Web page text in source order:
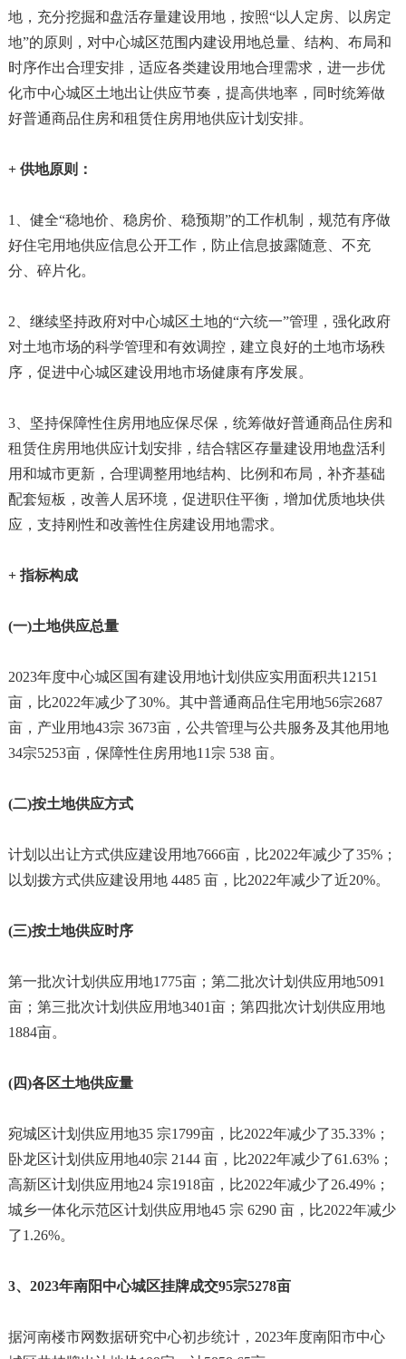
地，充分挖掘和盘活存量建设用地，按照“以人定房、以房定
地”的原则，对中心城区范围内建设用地总量、结构、布局和
时序作出合理安排，适应各类建设用地合理需求，进一步优
化市中心城区土地出让供应节奏，提高供地率，同时统筹做
好普通商品住房和租赁住房用地供应计划安排。
+ 供地原则：
1、健全“稳地价、稳房价、稳预期”的工作机制，规范有序做
好住宅用地供应信息公开工作，防止信息披露随意、不充
分、碎片化。
2、继续坚持政府对中心城区土地的“六统一”管理，强化政府
对土地市场的科学管理和有效调控，建立良好的土地市场秩
序，促进中心城区建设用地市场健康有序发展。
3、坚持保障性住房用地应保尽保，统筹做好普通商品住房和
租赁住房用地供应计划安排，结合辖区存量建设用地盘活利
用和城市更新，合理调整用地结构、比例和布局，补齐基础
配套短板，改善人居环境，促进职住平衡，增加优质地块供
应，支持刚性和改善性住房建设用地需求。
+ 指标构成
(一)土地供应总量
2023年度中心城区国有建设用地计划供应实用面积共12151
亩，比2022年减少了30%。其中普通商品住宅用地56宗2687
亩，产业用地43宗 3673亩，公共管理与公共服务及其他用地
34宗5253亩，保障性住房用地11宗 538 亩。
(二)按土地供应方式
计划以出让方式供应建设用地7666亩，比2022年减少了35%；
以划拨方式供应建设用地 4485 亩，比2022年减少了近20%。
(三)按土地供应时序
第一批次计划供应用地1775亩；第二批次计划供应用地5091
亩；第三批次计划供应用地3401亩；第四批次计划供应用地
1884亩。
(四)各区土地供应量
宛城区计划供应用地35 宗1799亩，比2022年减少了35.33%；
卧龙区计划供应用地40宗 2144 亩，比2022年减少了61.63%；
高新区计划供应用地24 宗1918亩，比2022年减少了26.49%；
城乡一体化示范区计划供应用地45 宗 6290 亩，比2022年减少
了1.26%。
3、2023年南阳中心城区挂牌成交95宗5278亩
据河南楼市网数据研究中心初步统计，2023年度南阳市中心